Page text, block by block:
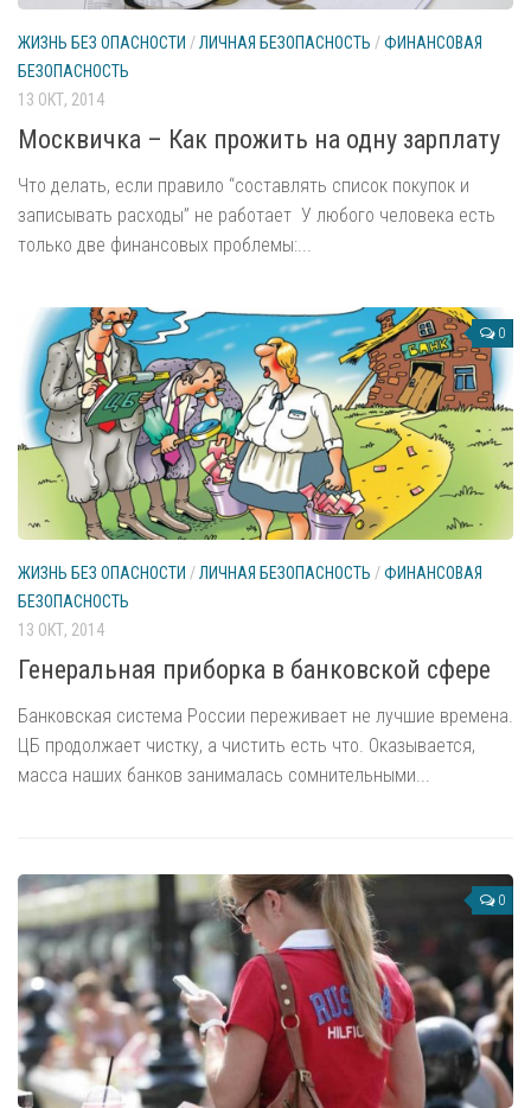
Профилактика совершения краж из квартир
Применение тревожных кнопок
ГО и МЧС
Действия при цунами
Общие вопросы ГО и МЧС
Спортивная безопасность
Безопасный бокс
Безопасный спорт
Безопасность Вашего бизнеса
В помощь руководителю
На рабочем месте
Туристическая безопасность
Безопасность для туристов
Безопасность на транспорте
Авиация
Автомобили
Общие вопросы по детской безопасности
Акватория
Безопасность акватории
Морское пиратство
Экология
ЖИЗНЬ БЕЗ ОПАСНОСТИ /ЛИЧНАЯ БЕЗОПАСНОСТЬ /ФИНАНСОВАЯ
БЕЗОПАСНОСТЬ
13 ОКТ, 2014
Москвичка – Как прожить на одну зарплату
Что делать, если правило “составлять список покупок и
записывать расходы” не работает У любого человека есть
только две финансовых проблемы:...
0
ЖИЗНЬ БЕЗ ОПАСНОСТИ /ЛИЧНАЯ БЕЗОПАСНОСТЬ /ФИНАНСОВАЯ
БЕЗОПАСНОСТЬ
13 ОКТ, 2014
Генеральная приборка в банковской сфере
Банковская система России переживает не лучшие времена.
ЦБ продолжает чистку, а чистить есть что. Оказывается,
масса наших банков занималась сомнительными...
0